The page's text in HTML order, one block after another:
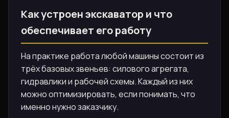
Как устроен экскаватор и что
обеспечивает его работу
На практике работа любой машины состоит из
трёх базовых звеньев: силового агрегата,
гидравлики и рабочей схемы. Каждый из них
можно оптимизировать, если понимать, что
именно нужно заказчику.